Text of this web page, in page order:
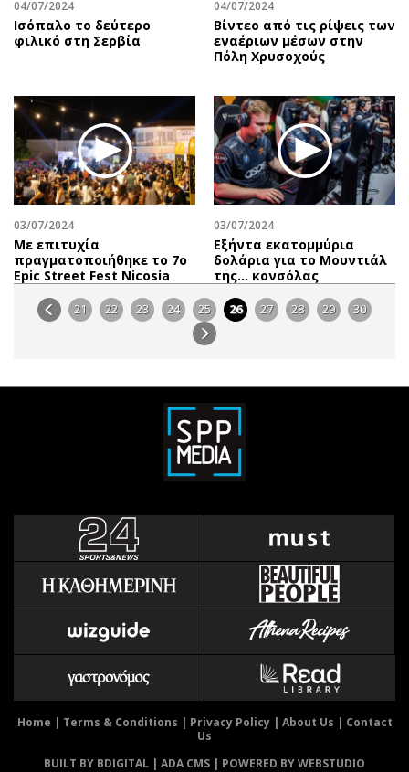
04/07/2024
Ισόπαλο το δεύτερο
φιλικό στη Σερβία
04/07/2024
Βίντεο από τις ρίψεις των
εναέριων μέσων στην
Πόλη Χρυσοχούς
03/07/2024
Με επιτυχία
πραγματοποιήθηκε το 7ο
Epic Street Fest Nicosia
03/07/2024
Εξήντα εκατομμύρια
δολάρια για το Μουντιάλ
της... κονσόλας
21 22 23 24 25 26 27 28 29 30
Home | Terms & Conditions | Privacy Policy| About Us | Contact
Us
BUILT BY BDIGITAL | ADA CMS | POWERED BY WEBSTUDIO